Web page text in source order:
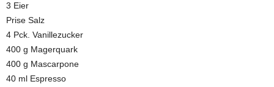
3 Eier
Prise Salz
4 Pck. Vanillezucker
400 g Magerquark
400 g Mascarpone
40 ml Espresso